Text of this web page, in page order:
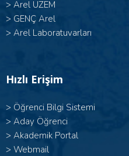
> Arel UZEM
> GENÇ Arel
> Arel Laboratuvarları
Hızlı Erişim
> Öğrenci Bilgi Sistemi
> Aday Öğrenci
> Akademik Portal
> Webmail